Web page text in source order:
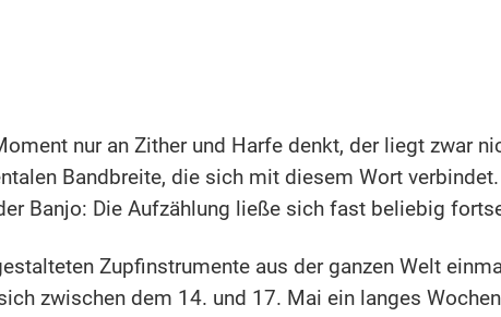
nur an Zither und Harfe denkt, der liegt zwar
Bandbreite, die sich mit diesem Wort
Banjo: Die Aufzählung ließe sich fast beliebig
Zupfinstrumente aus der ganzen Welt
zwischen dem 14. und 17. Mai ein langes